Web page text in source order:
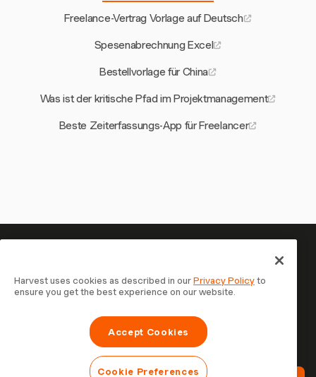
Freelance-Vertrag Vorlage auf Deutsch
Spesenabrechnung Excel
Bestellvorlage für China
Was ist der kritische Pfad im Projektmanagement
Beste Zeiterfassungs-App für Freelancer
Ihre Zeit verdient es, erfasst zu
werden — starten Sie jetzt
Schließen Sie sich über 70.000 Unternehmen an, die mit
Harvest Zeit erfassen, Kunden abrechnen und schneller
bezahlt werden. Kostenlos testen, in 30 Sekunden
Harvest uses cookies as described in ourPrivacy Policyto
ensure you get the best experience on our website.
Accept Cookies
Cookie Preferences